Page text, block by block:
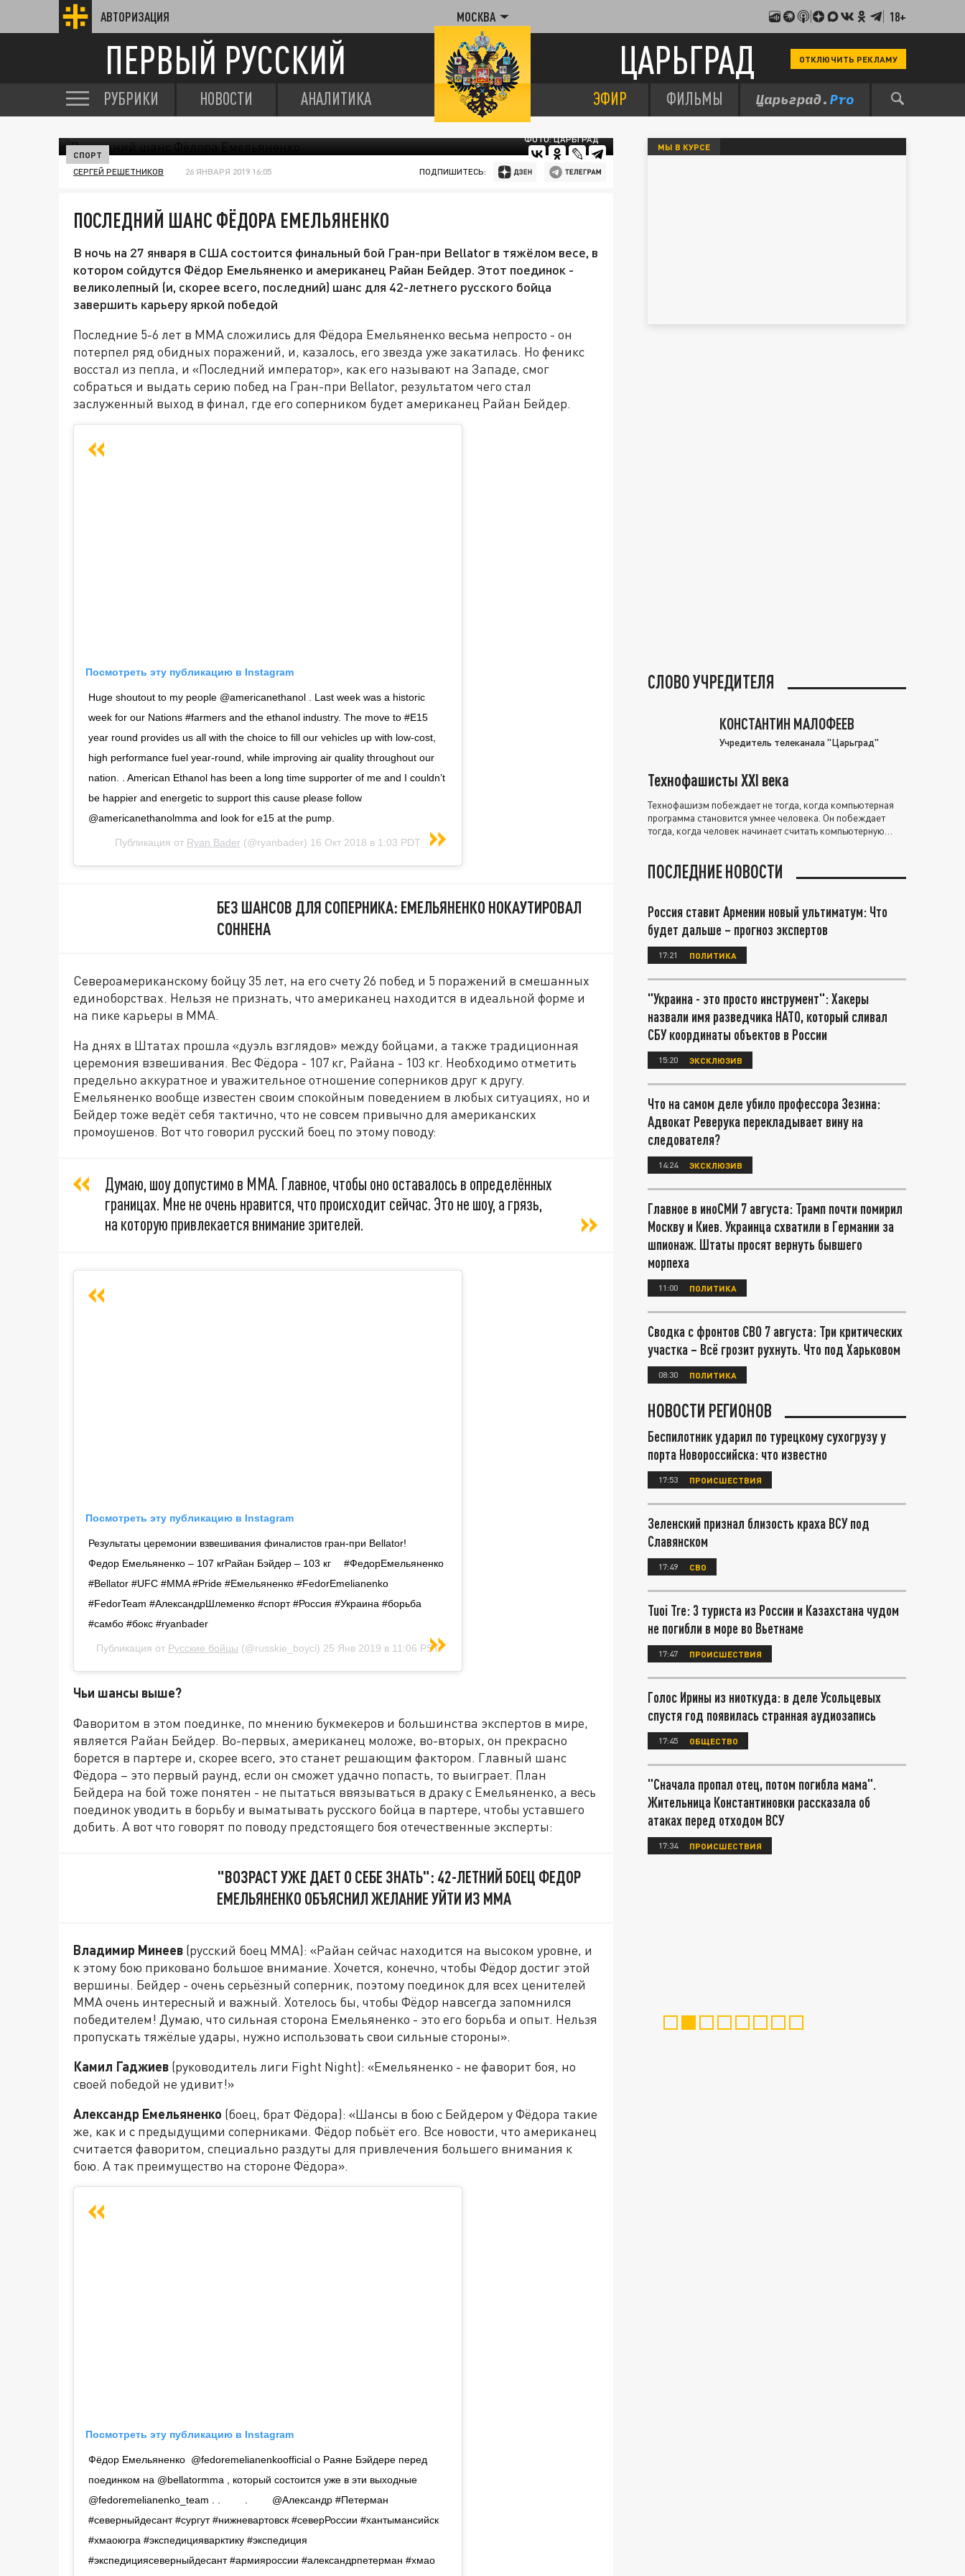
АВТОРИЗАЦИЯ МОСКВА 18+
ПЕРВЫЙ РУССКИЙ ЦАРЬГРАД ОТКЛЮЧИТЬ РЕКЛАМУ
РУБРИКИ НОВОСТИ АНАЛИТИКА ЭФИР ФИЛЬМЫ
ФОТО: ЦАРЬГРАД
СПОРТ
СЕРГЕЙ РЕШЕТНИКОВ 26 ЯНВАРЯ 2019 16:05 ПОДПИШИТЕСЬ:
ПОСЛЕДНИЙ ШАНС ФЁДОРА ЕМЕЛЬЯНЕНКО
В ночь на 27 января в США состоится финальный бой Гран-при Bellator в тяжёлом весе, в
котором сойдутся Фёдор Емельяненко и американец Райан Бейдер. Этот поединок -
великолепный (и, скорее всего, последний) шанс для 42-летнего русского бойца
завершить карьеру яркой победой
Последние 5-6 лет в ММА сложились для Фёдора Емельяненко весьма непросто - он
потерпел ряд обидных поражений, и, казалось, его звезда уже закатилась. Но феникс
восстал из пепла, и «Последний император», как его называют на Западе, смог
собраться и выдать серию побед на Гран-при Bellator, результатом чего стал
заслуженный выход в финал, где его соперником будет американец Райан Бейдер.
Посмотреть эту публикацию в Instagram
Huge shoutout to my people @americanethanol . Last week was a historic
week for our Nations #farmers and the ethanol industry. The move to #E15
year round provides us all with the choice to fill our vehicles up with low-cost,
high performance fuel year-round, while improving air quality throughout our
nation. . American Ethanol has been a long time supporter of me and I couldn’t
be happier and energetic to support this cause please follow
@americanethanolmma and look for e15 at the pump.
Публикация от Ryan Bader (@ryanbader) 16 Окт 2018 в 1:03 PDT
БЕЗ ШАНСОВ ДЛЯ СОПЕРНИКА: ЕМЕЛЬЯНЕНКО НОКАУТИРОВАЛ
СОННЕНА
Североамериканскому бойцу 35 лет, на его счету 26 побед и 5 поражений в смешанных
единоборствах. Нельзя не признать, что американец находится в идеальной форме и
на пике карьеры в ММА.
На днях в Штатах прошла «дуэль взглядов» между бойцами, а также традиционная
церемония взвешивания. Вес Фёдора - 107 кг, Райана - 103 кг. Необходимо отметить
предельно аккуратное и уважительное отношение соперников друг к другу.
Емельяненко вообще известен своим спокойным поведением в любых ситуациях, но и
Бейдер тоже ведёт себя тактично, что не совсем привычно для американских
промоушенов. Вот что говорил русский боец по этому поводу:
Думаю, шоу допустимо в ММА. Главное, чтобы оно оставалось в определённых
границах. Мне не очень нравится, что происходит сейчас. Это не шоу, а грязь,
на которую привлекается внимание зрителей.
Посмотреть эту публикацию в Instagram
Результаты церемонии взвешивания финалистов гран-при Bellator! ⠀
Федор Емельяненко – 107 кгРайан Бэйдер – 103 кг ⠀ #ФедорЕмельяненко
#Bellator #UFC #MMA #Pride #Емельяненко #FedorEmelianenko
#FedorTeam #АлександрШлеменко #спорт #Россия #Украина #борьба
#самбо #бокс #ryanbader
Публикация от Русские бойцы (@russkie_boyci) 25 Янв 2019 в 11:06 PST
Чьи шансы выше?
Фаворитом в этом поединке, по мнению букмекеров и большинства экспертов в мире,
является Райан Бейдер. Во-первых, американец моложе, во-вторых, он прекрасно
борется в партере и, скорее всего, это станет решающим фактором. Главный шанс
Фёдора – это первый раунд, если он сможет удачно попасть, то выиграет. План
Бейдера на бой тоже понятен - не пытаться ввязываться в драку с Емельяненко, а весь
поединок уводить в борьбу и выматывать русского бойца в партере, чтобы уставшего
добить. А вот что говорят по поводу предстоящего боя отечественные эксперты:
"ВОЗРАСТ УЖЕ ДАЕТ О СЕБЕ ЗНАТЬ": 42-ЛЕТНИЙ БОЕЦ ФЕДОР
ЕМЕЛЬЯНЕНКО ОБЪЯСНИЛ ЖЕЛАНИЕ УЙТИ ИЗ ММА
Владимир Минеев (русский боец ММА): «Райан сейчас находится на высоком уровне, и
к этому бою приковано большое внимание. Хочется, конечно, чтобы Фёдор достиг этой
вершины. Бейдер - очень серьёзный соперник, поэтому поединок для всех ценителей
ММА очень интересный и важный. Хотелось бы, чтобы Фёдор навсегда запомнился
победителем! Думаю, что сильная сторона Емельяненко - это его борьба и опыт. Нельзя
пропускать тяжёлые удары, нужно использовать свои сильные стороны».
Камил Гаджиев (руководитель лиги Fight Night): «Емельяненко - не фаворит боя, но
своей победой не удивит!»
Александр Емельяненко (боец, брат Фёдора): «Шансы в бою с Бейдером у Фёдора такие
же, как и с предыдущими соперниками. Фёдор побьёт его. Все новости, что американец
считается фаворитом, специально раздуты для привлечения большего внимания к
бою. А так преимущество на стороне Фёдора».
Посмотреть эту публикацию в Instagram
Фёдор Емельяненко @fedoremelianenkoofficial о Раяне Бэйдере перед
поединком на @bellatormma , который состоится уже в эти выходные
@fedoremelianenko_team . .⠀⠀⠀ .⠀⠀⠀ @Александр #Петерман⠀⠀⠀
#северныйдесант #сургут #нижневартовск #северРоссии #хантымансийск
#хмаоюгра #экспедицияварктику #экспедиция
#экспедициясеверныйдесант #армияроссии #александрпетерман #хмао
МЫ В КУРСЕ
СЛОВО УЧРЕДИТЕЛЯ
КОНСТАНТИН МАЛОФЕЕВ
Учредитель телеканала "Царьград"
Технофашисты XXI века
Технофашизм побеждает не тогда, когда компьютерная
программа становится умнее человека. Он побеждает
тогда, когда человек начинает считать компьютерную
ПОСЛЕДНИЕ НОВОСТИ
Россия ставит Армении новый ультиматум: Что
будет дальше – прогноз экспертов
17:21 ПОЛИТИКА
"Украина - это просто инструмент": Хакеры
назвали имя разведчика НАТО, который сливал
СБУ координаты объектов в России
15:20 ЭКСКЛЮЗИВ
Что на самом деле убило профессора Зезина:
Адвокат Реверука перекладывает вину на
следователя?
14:24 ЭКСКЛЮЗИВ
Главное в иноСМИ 7 августа: Трамп почти помирил
Москву и Киев. Украинца схватили в Германии за
шпионаж. Штаты просят вернуть бывшего
морпеха
11:00 ПОЛИТИКА
Сводка с фронтов СВО 7 августа: Три критических
участка – Всё грозит рухнуть. Что под Харьковом
08:30 ПОЛИТИКА
НОВОСТИ РЕГИОНОВ
Беспилотник ударил по турецкому сухогрузу у
порта Новороссийска: что известно
17:53 ПРОИСШЕСТВИЯ
Зеленский признал близость краха ВСУ под
Славянском
17:49 СВО
Tuoi Tre: 3 туриста из России и Казахстана чудом
не погибли в море во Вьетнаме
17:47 ПРОИСШЕСТВИЯ
Голос Ирины из ниоткуда: в деле Усольцевых
спустя год появилась странная аудиозапись
17:45 ОБЩЕСТВО
"Сначала пропал отец, потом погибла мама".
Жительница Константиновки рассказала об
атаках перед отходом ВСУ
17:34 ПРОИСШЕСТВИЯ